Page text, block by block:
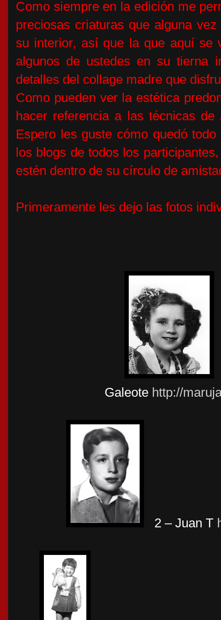
Como siempre en la edición me
preciosas criaturas que alguna
su interior, así que la que aquí se
algunos de ustedes en su tierna
detalles del collage madre que
Como pueden ver la estética
hacer referencia a las técnicas de
Espero les guste cómo quedó
los blogs de todos los
estén dentro de su círculo de
Primeramente les dejo las fotos
Galeote http://
2 – Juan T